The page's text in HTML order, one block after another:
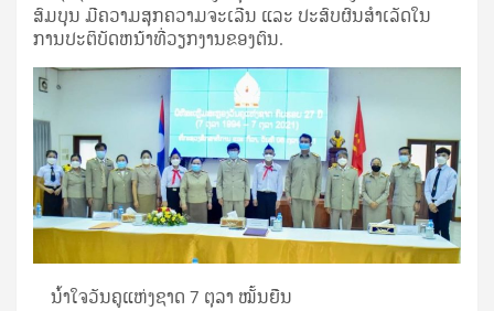
ສົມບຸນ ມີຄວາມສຸກຄວາມຈະເລີນ ແລະ ປະສົບຜົນສໍາເລັດໃນ
ການປະຕິບັດຫນ້າທີ່ວຽກງານຂອງຕົນ.
ນ້ໍາໃຈວັນຄູແຫ່ງຊາດ 7 ຕຸລາ ໝັ້ນຍືນ